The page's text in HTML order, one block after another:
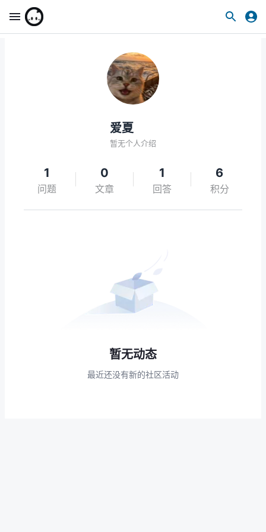
爱夏
暂无个人介绍
1
问题
0
文章
1
回答
6
积分
暂无动态
最近还没有新的社区活动